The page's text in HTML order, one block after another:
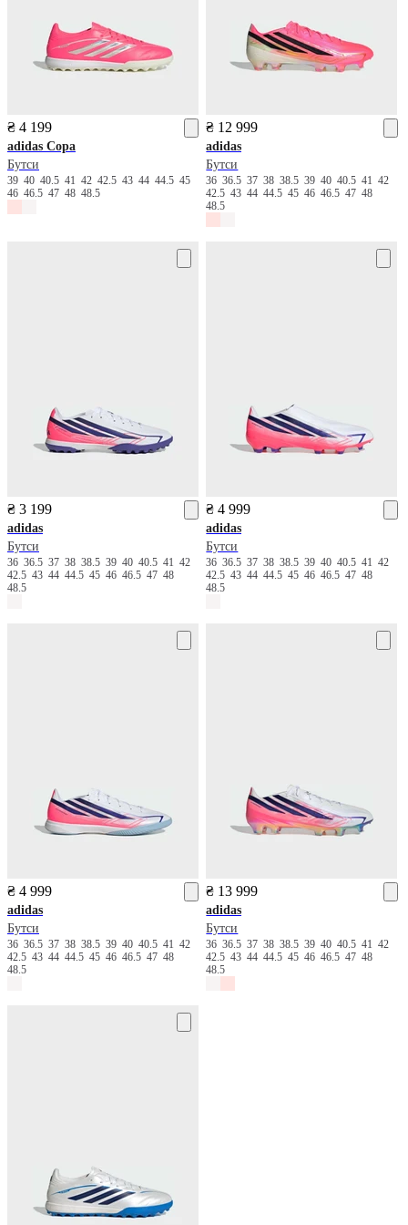
₴ 4 199
adidas Copa
Бутси
39 40 40.5 41 42 42.5 43 44 44.5 45
46 46.5 47 48 48.5
₴ 12 999
adidas
Бутси
3636.5373838.5394040.54142
42.5434444.5454646.54748
48.5
₴ 3 199
adidas
Бутси
36 36.5 37 38 38.5 39 40 40.5 41 42
42.5 43 44 44.5 45 46 46.5 47 48
48.5
₴ 4 999
adidas
Бутси
3636.5373838.5394040.54142
42.5434444.5454646.54748
48.5
₴ 4 999
adidas
Бутси
36 36.5 37 38 38.5 39 40 40.5 41 42
42.5 43 44 44.5 45 46 46.5 47 48
48.5
₴ 13 999
adidas
Бутси
3636.5373838.5394040.54142
42.5434444.5454646.54748
48.5